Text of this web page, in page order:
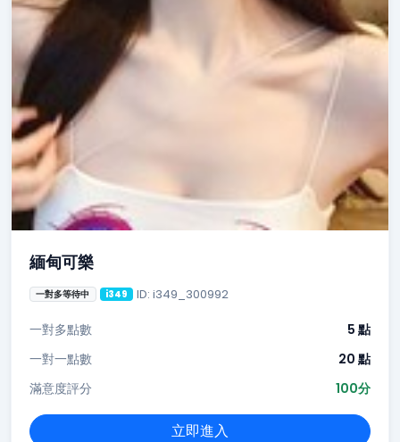
緬甸可樂
一對多等待中 i349 ID: i349_300992
一對多點數
5 點
一對一點數
20 點
滿意度評分
100分
立即進入